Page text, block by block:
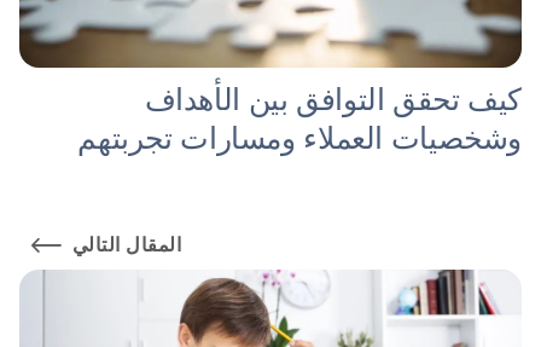
كيف تحقق التوافق بين الأهداف
وشخصيات العملاء ومسارات تجربتهم
المقال التالي